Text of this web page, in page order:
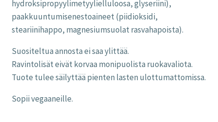
hydroksipropyylimetyylielluloosa, glyseriini),
paakkuuntumisenestoaineet (piidioksidi,
steariinihappo, magnesiumsuolat rasvahapoista).
Suositeltua annosta ei saa ylittää.
Ravintolisät eivät korvaa monipuolista ruokavaliota.
Tuote tulee säilyttää pienten lasten ulottumattomissa.
Sopii vegaaneille.